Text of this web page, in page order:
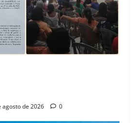
agosto de 2026 0